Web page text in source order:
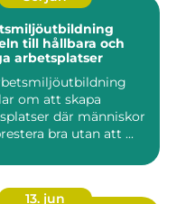
till hållbara och
arbetsplatser
om att skapa
där människor
bra utan att ...
13. jun